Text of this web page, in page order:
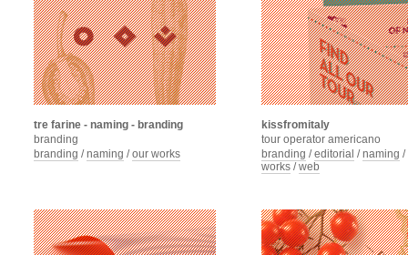
tre farine - naming - branding
branding
branding /naming /our works
kissfromitaly
tour operator americano
branding /editorial /naming /
works /web